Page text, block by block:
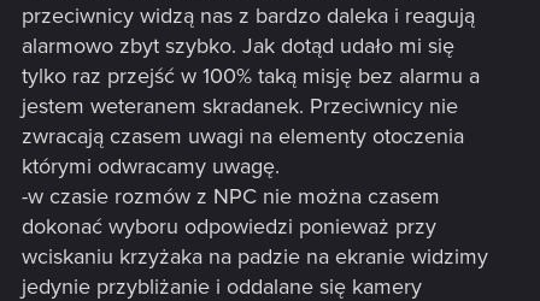
przeciwnicy widzą nas z bardzo daleka i reagują
alarmowo zbyt szybko. Jak dotąd udało mi się
tylko raz przejść w 100% taką misję bez alarmu a
jestem weteranem skradanek. Przeciwnicy nie
zwracają czasem uwagi na elementy otoczenia
którymi odwracamy uwagę.
-w czasie rozmów z NPC nie można czasem
dokonać wyboru odpowiedzi ponieważ przy
wciskaniu krzyżaka na padzie na ekranie widzimy
jedynie przybliżanie i oddalane się kamery